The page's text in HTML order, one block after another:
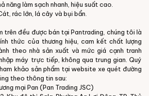
năng làm sạch nhanh, hiệu suất cao.
rác lớn, lá cây và bụi bẩn.
trên đều được bán tại Pantrading, chúng tôi là
thức của thương hiệu, cam kết chất lượng
theo nhà sản xuất và mức giá cạnh tranh
máy trực tiếp, không qua trung gian. Quý
khảo sản phẩm tại website xe quét đường
theo thông tin sau:
mại Pan (Pan Trading JSC)